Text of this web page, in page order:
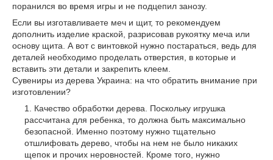
поранился во время игры и не подцепил занозу.
Если вы изготавливаете меч и щит, то рекомендуем
дополнить изделие краской, разрисовав рукоятку меча или
основу щита. А вот с винтовкой нужно постараться, ведь для
деталей необходимо проделать отверстия, в которые и
вставить эти детали и закрепить клеем.
Сувениры из дерева Украина: на что обратить внимание при
изготовлении?
Качество обработки дерева. Поскольку игрушка
рассчитана для ребенка, то должна быть максимально
безопасной. Именно поэтому нужно тщательно
отшлифовать дерево, чтобы на нем не было никаких
щепок и прочих неровностей. Кроме того, нужно